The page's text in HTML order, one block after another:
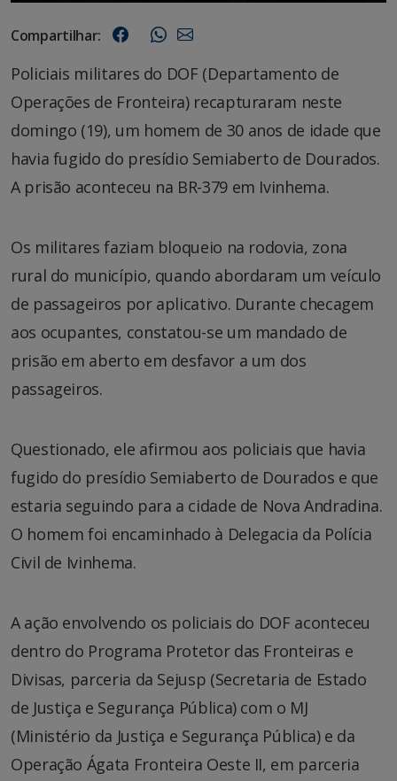
Compartilhar:
Policiais militares do DOF (Departamento de
Operações de Fronteira) recapturaram neste
domingo (19), um homem de 30 anos de idade que
havia fugido do presídio Semiaberto de Dourados.
A prisão aconteceu na BR-379 em Ivinhema.
Os militares faziam bloqueio na rodovia, zona
rural do município, quando abordaram um veículo
de passageiros por aplicativo. Durante checagem
aos ocupantes, constatou-se um mandado de
prisão em aberto em desfavor a um dos
passageiros.
Questionado, ele afirmou aos policiais que havia
fugido do presídio Semiaberto de Dourados e que
estaria seguindo para a cidade de Nova Andradina.
O homem foi encaminhado à Delegacia da Polícia
Civil de Ivinhema.
A ação envolvendo os policiais do DOF aconteceu
dentro do Programa Protetor das Fronteiras e
Divisas, parceria da Sejusp (Secretaria de Estado
de Justiça e Segurança Pública) com o MJ
(Ministério da Justiça e Segurança Pública) e da
Operação Ágata Fronteira Oeste II, em parceria